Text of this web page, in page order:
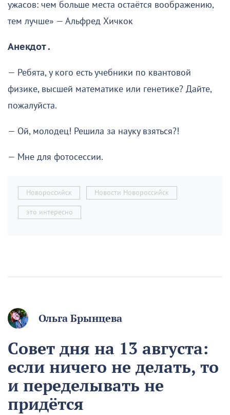
ужасов: чем больше места остаётся воображению,
тем лучше» — Альфред Хичкок
Анекдот .
— Ребята, у кого есть учебники по квантовой
физике, высшей математике или генетике? Дайте,
пожалуйста.
— Ой, молодец! Решила за науку взяться?!
— Мне для фотосессии.
Новороссийск Новости Новороссийск
это интересно
Ольга Брынцева
Совет дня на 13 августа:
если ничего не делать, то
и переделывать не
придётся